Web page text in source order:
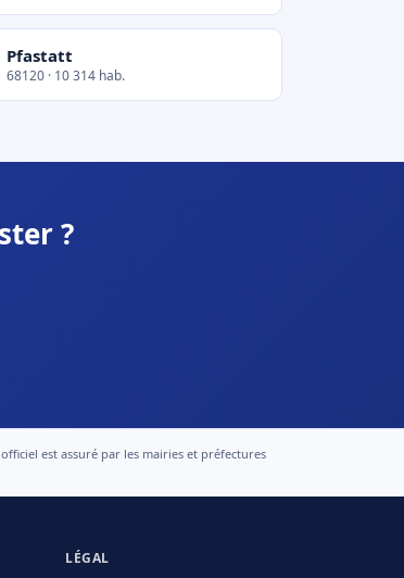
Pfastatt
68120 · 10 314 hab.
?
est assuré par les mairies et préfectures
LÉGAL